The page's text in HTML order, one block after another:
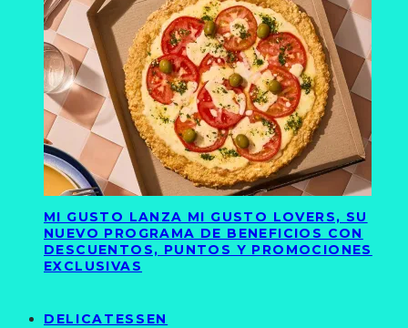
MI GUSTO LANZA MI GUSTO LOVERS, SU
NUEVO PROGRAMA DE BENEFICIOS CON
DESCUENTOS, PUNTOS Y PROMOCIONES
EXCLUSIVAS
DELICATESSEN